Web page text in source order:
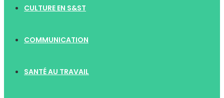
CULTURE EN S&ST
COMMUNICATION
SANTÉ AU TRAVAIL